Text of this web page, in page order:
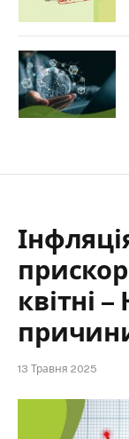
квітні
13 Травня 2025